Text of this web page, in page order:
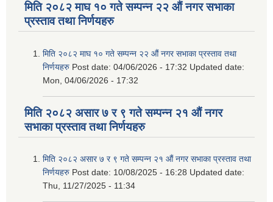
मिति २०८२ माघ १० गते सम्पन्न २२ औं नगर सभाका
प्रस्ताव तथा निर्णयहरु
मिति २०८२ माघ १० गते सम्पन्न २२ औं नगर सभाका प्रस्ताव तथा
निर्णयहरु Post date: 04/06/2026 - 17:32 Updated date:
Mon, 04/06/2026 - 17:32
मिति २०८२ असार ७ र ९ गते सम्पन्न २१ औं नगर
सभाका प्रस्ताव तथा निर्णयहरु
मिति २०८२ असार ७ र ९ गते सम्पन्न २१ औं नगर सभाका प्रस्ताव तथा
निर्णयहरु Post date: 10/08/2025 - 16:28 Updated date:
Thu, 11/27/2025 - 11:34